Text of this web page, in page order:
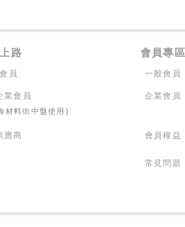
路 會員專區
員 一般會員
業會員
材料街中盤使用 )
企業會員
應商 會員權益
常見問題